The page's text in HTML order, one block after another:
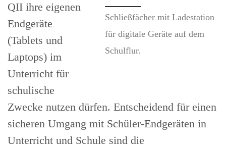
Schließfächer mit Ladestation
für digitale Geräte auf dem
Schulflur.
QII ihre eigenen
Endgeräte
(Tablets und
Laptops) im
Unterricht für
schulische
Zwecke nutzen dürfen. Entscheidend für einen
sicheren Umgang mit Schüler-Endgeräten in
Unterricht und Schule sind die